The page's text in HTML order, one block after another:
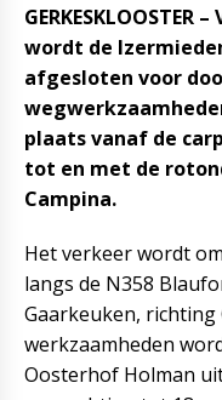
wordt de
afgesloten voor
plaats vanaf de
tot en met de
Campina.
Het verkeer wordt
langs de N358
Gaarkeuken, richting
werkzaamheden
Oosterhof Holman